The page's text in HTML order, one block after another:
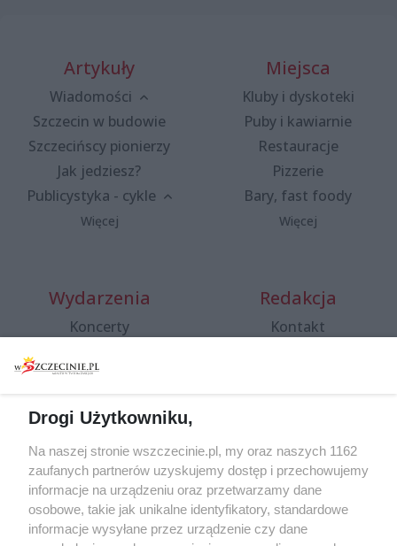
Artykuły
Wiadomości
Szczecin w budowie
Szczecińscy pionierzy
Jak jedziesz?
Publicystyka - cykle
Więcej
Miejsca
Kluby i dyskoteki
Puby i kawiarnie
Restauracje
Pizzerie
Bary, fast foody
Więcej
Wydarzenia
Koncerty
Spacery i oprowadzania
targi
Wernisaże
Więcej
Redakcja
Kontakt
Specjalny koncert z okazji
20. urodzin portalu
wSzczecinie.pl
Regulamin konkursów
śniadaniówka "Hej
Drogi Użytkowniku,
Na naszej stronie wszczecinie.pl, my oraz naszych 1162
zaufanych partnerów uzyskujemy dostęp i przechowujemy
informacje na urządzeniu oraz przetwarzamy dane
osobowe, takie jak unikalne identyfikatory, standardowe
informacje wysyłane przez urządzenie czy dane